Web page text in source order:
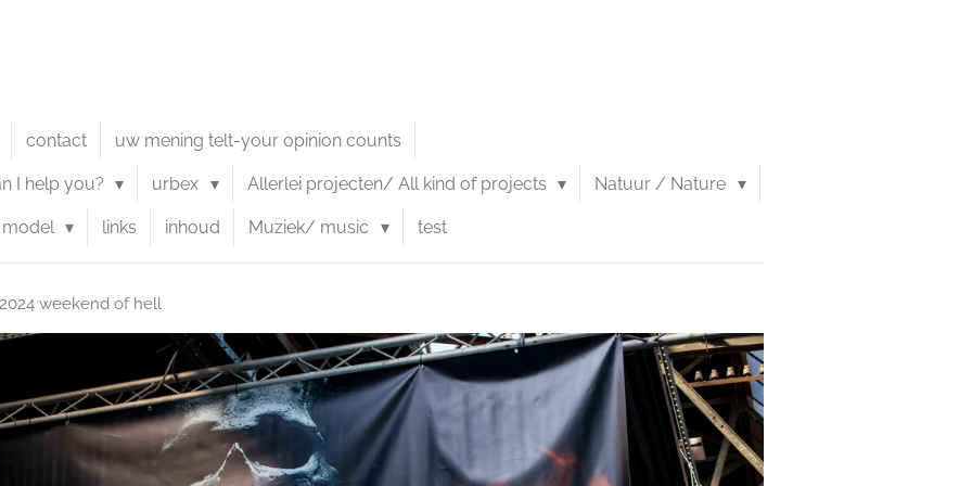
contact uw mening telt-your opinion counts
I help you? urbex Allerlei projecten/ All kind of projects Natuur / Nature
model links inhoud Muziek/ music test
weekend of hell